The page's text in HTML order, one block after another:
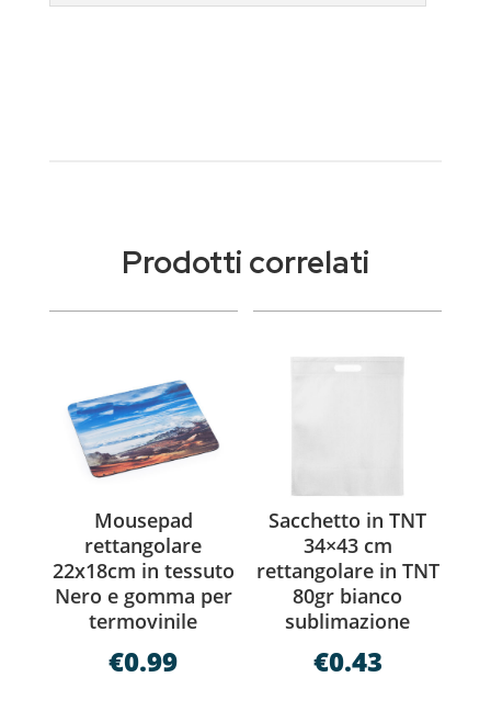
Prodotti correlati
Mousepad
rettangolare
22x18cm in tessuto
Nero e gomma per
termovinile
€0.99
Sacchetto in TNT
34×43 cm
rettangolare in TNT
80gr bianco
sublimazione
€0.43